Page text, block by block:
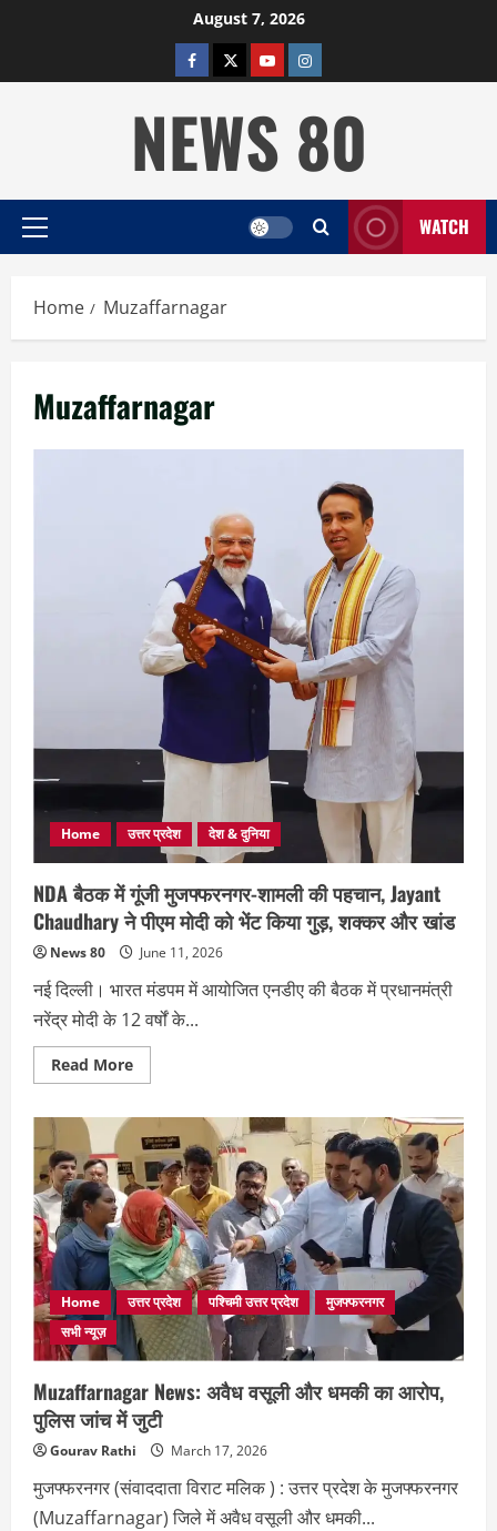
August 7, 2026
facebooktwitterYOUTUBE
instagram
NEWS 80
Primary
WATCH
Home Muzaffarnagar
Muzaffarnagar
Home उत्तर प्रदेश देश & दुनिया
NDA बैठक में गूंजी मुजफ्फरनगर-शामली की पहचान, Jayant
Chaudhary ने पीएम मोदी को भेंट किया गुड़, शक्कर और खांड
News 80 June 11, 2026
नई दिल्ली। भारत मंडपम में आयोजित एनडीए की बैठक में प्रधानमंत्री
नरेंद्र मोदी के 12 वर्षों के...
Read MoreRead
more
गूंजी
मुजफ्फरनगर-
शामली
की
पहचान,
Jayant
Chaudhary
ने
पीएम
मोदी
को
भेंट
किया
गुड़,
और
खांड
Home उत्तर प्रदेश पश्चिमी उत्तर प्रदेश
मुजफ्फरनगर
सभी न्यूज़
Muzaffarnagar News: अवैध वसूली और धमकी का आरोप,
पुलिस जांच में जुटी
Gourav Rathi March 17, 2026
मुजफ्फरनगर (संवाददाता विराट मलिक ) : उत्तर प्रदेश के मुजफ्फरनगर
(Muzaffarnagar) जिले में अवैध वसूली और धमकी...